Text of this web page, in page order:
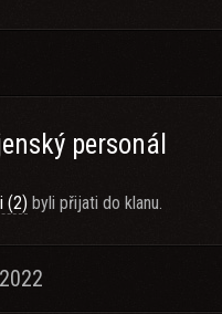
personál
(2) byli přijati do klanu.